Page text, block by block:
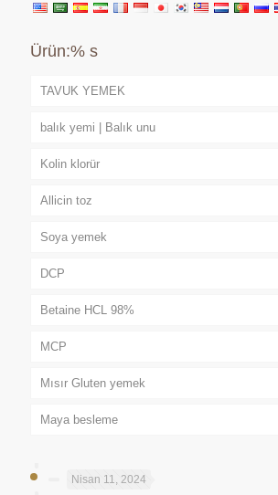
Ürün:% s
TAVUK YEMEK
balık yemi | Balık unu
Kolin klorür
Allicin toz
Soya yemek
DCP
Betaine HCL 98%
MCP
Mısır Gluten yemek
Maya besleme
Nisan 11, 2024